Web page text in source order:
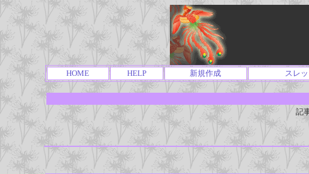
HOME HELP 新規作成 スレ
記